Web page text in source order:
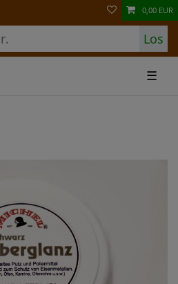
Los
0,00 EUR
☰